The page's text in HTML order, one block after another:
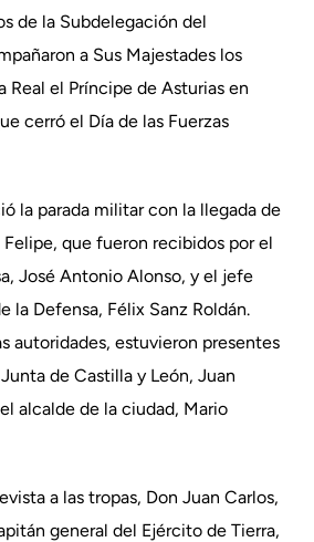
de la Subdelegación del
a Sus Majestades los
Real el Príncipe de Asturias en
cerró el Día de las Fuerzas
la parada militar con la llegada de
Felipe, que fueron recibidos por el
José Antonio Alonso, y el jefe
la Defensa, Félix Sanz Roldán.
autoridades, estuvieron presentes
de Castilla y León, Juan
alcalde de la ciudad, Mario
a las tropas, Don Juan Carlos,
general del Ejército de Tierra,